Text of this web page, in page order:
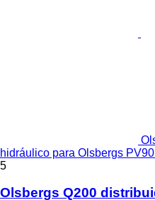
hidráulico para Olsbergs
5
Olsbergs Q200